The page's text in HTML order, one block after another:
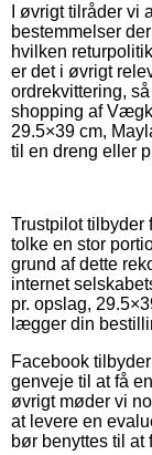
I øvrigt tilråder
bestemmelser
hvilken
er det i øvrigt
ordrekvittering,
shopping af
29.5×39 cm,
til en dreng eller
Trustpilot tilbyder
tolke en stor
grund af dette
internet
pr. opslag,
lægger din
Facebook
genveje til at få
øvrigt møder vi
at levere en
bør benyttes til at